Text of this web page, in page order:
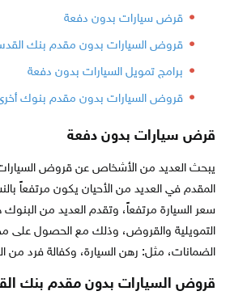
قرض سيارات بدون دفعة
قروض السيارات بدون مقدم بنك
برامج تمويل السيارات بدون دفعة
قروض السيارات بدون مقدم بنوك
قرض سيارات بدون دفعة
يبحث العديد من الأشخاص عن قروض
المقدم في العديد من الأحيان يكون مرتفعاً
سعر السيارة مرتفعاً، وتقدم العديد من
التمويلية والقروض، وذلك مع الحصول على
الضمانات، مثل: رهن السيارة، وكفالة فرد من
قروض السيارات بدون مقدم بنك